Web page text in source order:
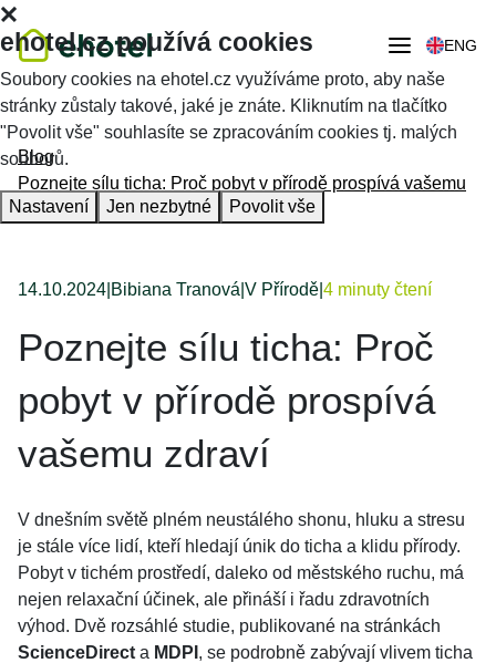
ENG
Blog
Poznejte sílu ticha: Proč pobyt v přírodě prospívá vašemu
zdraví
14.10.2024 Bibiana Tranová V Přírodě 4 minuty čtení
Poznejte sílu ticha: Proč
pobyt v přírodě prospívá
vašemu zdraví
V dnešním světě plném neustálého shonu, hluku a stresu
je stále více lidí, kteří hledají únik do ticha a klidu přírody.
Pobyt v tichém prostředí, daleko od městského ruchu, má
nejen relaxační účinek, ale přináší i řadu zdravotních
výhod. Dvě rozsáhlé studie, publikované na stránkách
ScienceDirect a MDPI , se podrobně zabývají vlivem ticha
ehotel.cz používá cookies
Soubory cookies na ehotel.cz využíváme proto, aby naše
stránky zůstaly takové, jaké je znáte. Kliknutím na tlačítko
"Povolit vše" souhlasíte se zpracováním cookies tj. malých
souborů.
Nastavení Jen nezbytné Povolit vše